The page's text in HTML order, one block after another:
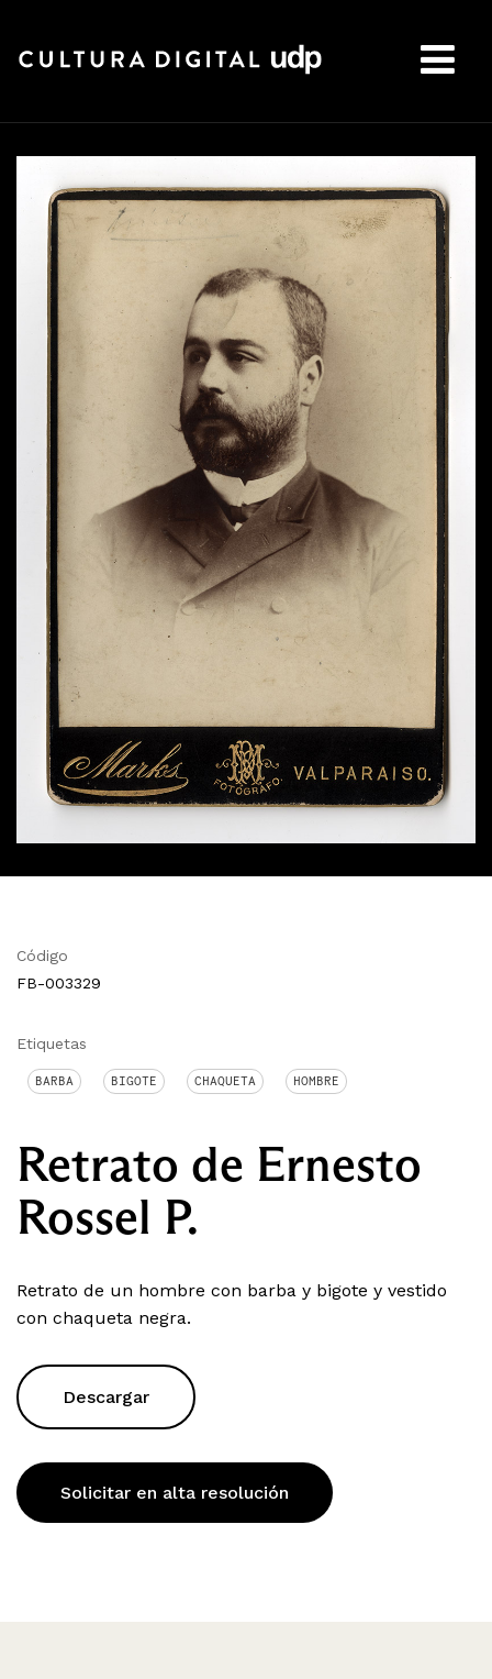
Código
FB-003329
Etiquetas
BARBA BIGOTE CHAQUETA HOMBRE
Retrato de Ernesto
Rossel P.
Retrato de un hombre con barba y bigote y vestido
con chaqueta negra.
Descargar
Solicitar en alta resolución